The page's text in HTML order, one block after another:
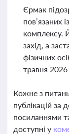
Єрмак
пов’язаних
комплексу.
захід, а
фізичних
травня 2026
Кожне з
публікацій
посиланнями
доступні у